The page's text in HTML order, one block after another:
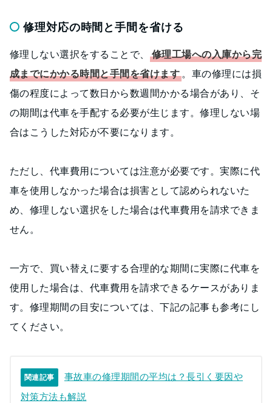
修理対応の時間と手間を省ける
修理しない選択をすることで、
修理工場への入庫から完
成までにかかる時間と手間を省けます 。車の修理には損
傷の程度によって数日から数週間かかる場合があり、そ
の期間は代車を手配する必要が生じます。修理しない場
合はこうした対応が不要になります。
ただし、代車費用については注意が必要です。実際に代
車を使用しなかった場合は損害として認められないた
め、修理しない選択をした場合は代車費用を請求できま
せん。
一方で、買い替えに要する合理的な期間に実際に代車を
使用した場合は、代車費用を請求できるケースがありま
す。修理期間の目安については、下記の記事も参考にし
てください。
関連記事
事故車の修理期間の平均は？長引く要因や
対策方法も解説